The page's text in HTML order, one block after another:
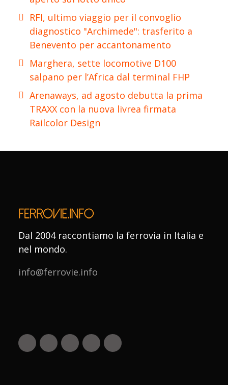
RFI, ultimo viaggio per il convoglio
diagnostico "Archimede": trasferito a
Benevento per accantonamento
Marghera, sette locomotive D100
salpano per l’Africa dal terminal FHP
Arenaways, ad agosto debutta la prima
TRAXX con la nuova livrea firmata
Railcolor Design
Dal 2004 raccontiamo la ferrovia in Italia e
nel mondo.
info@ferrovie.info